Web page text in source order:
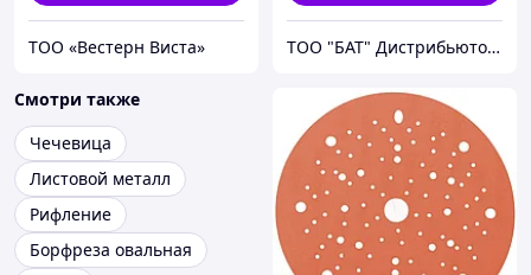
ТОО «Вестерн Виста» ТОО "БАТ" Дистрибьютор фирмы NOVOL
Смотри также
Чечевица
Листовой металл
Рифление
Борфреза овальная